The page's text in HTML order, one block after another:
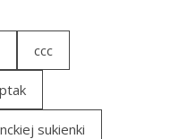
ccc
sukienki